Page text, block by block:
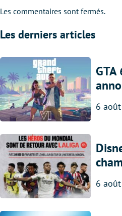
Les commentaires sont fermés.
Les derniers articles
6
6